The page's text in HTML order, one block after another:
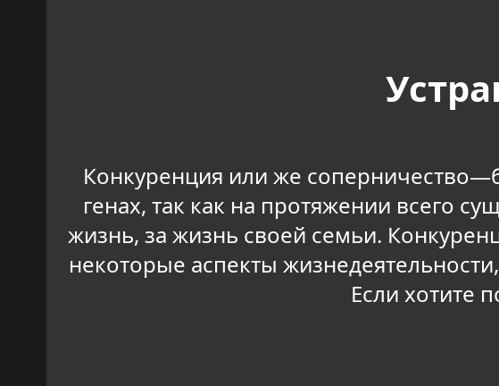
Конкуренция или же
генах, так как на протяжении всего
жизнь, за жизнь своей семьи.
некоторые аспекты
Если хотите